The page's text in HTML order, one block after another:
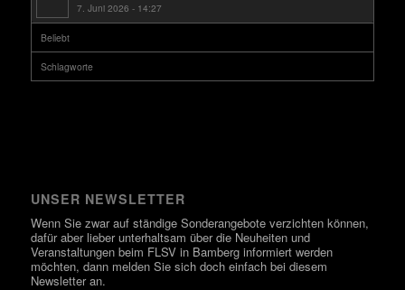
7. Juni 2026 - 14:27
Beliebt
Schlagworte
UNSER NEWSLETTER
Wenn Sie zwar auf ständige Sonderangebote verzichten können,
dafür aber lieber unterhaltsam über die Neuheiten und
Veranstaltungen beim FLSV in Bamberg informiert werden
möchten, dann melden Sie sich doch einfach bei diesem
Newsletter an.